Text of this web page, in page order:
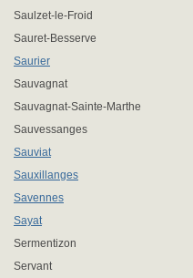
Saulzet-le-Froid
Sauret-Besserve
Saurier
Sauvagnat
Sauvagnat-Sainte-Marthe
Sauvessanges
Sauviat
Sauxillanges
Savennes
Sayat
Sermentizon
Servant